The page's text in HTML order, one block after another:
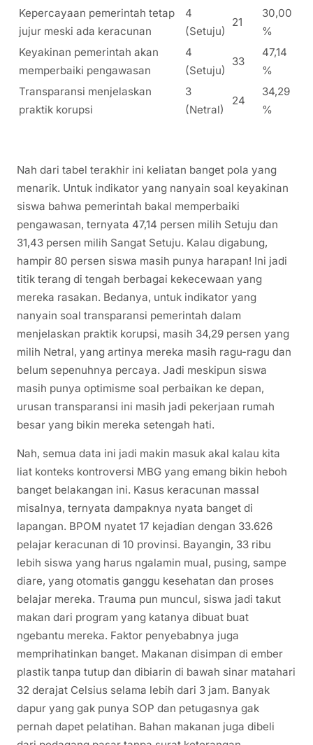
Kepercayaan pemerintah tetap
jujur meski ada keracunan
4
(Setuju)
21
30,00
%
Keyakinan pemerintah akan
memperbaiki pengawasan
4
(Setuju)
33
47,14
%
Transparansi menjelaskan
praktik korupsi
3
(Netral)
24
34,29
%
Nah dari tabel terakhir ini keliatan banget pola yang
menarik. Untuk indikator yang nanyain soal keyakinan
siswa bahwa pemerintah bakal memperbaiki
pengawasan, ternyata 47,14 persen milih Setuju dan
31,43 persen milih Sangat Setuju. Kalau digabung,
hampir 80 persen siswa masih punya harapan! Ini jadi
titik terang di tengah berbagai kekecewaan yang
mereka rasakan. Bedanya, untuk indikator yang
nanyain soal transparansi pemerintah dalam
menjelaskan praktik korupsi, masih 34,29 persen yang
milih Netral, yang artinya mereka masih ragu-ragu dan
belum sepenuhnya percaya. Jadi meskipun siswa
masih punya optimisme soal perbaikan ke depan,
urusan transparansi ini masih jadi pekerjaan rumah
besar yang bikin mereka setengah hati.
Nah, semua data ini jadi makin masuk akal kalau kita
liat konteks kontroversi MBG yang emang bikin heboh
banget belakangan ini. Kasus keracunan massal
misalnya, ternyata dampaknya nyata banget di
lapangan. BPOM nyatet 17 kejadian dengan 33.626
pelajar keracunan di 10 provinsi. Bayangin, 33 ribu
lebih siswa yang harus ngalamin mual, pusing, sampe
diare, yang otomatis ganggu kesehatan dan proses
belajar mereka. Trauma pun muncul, siswa jadi takut
makan dari program yang katanya dibuat buat
ngebantu mereka. Faktor penyebabnya juga
memprihatinkan banget. Makanan disimpan di ember
plastik tanpa tutup dan dibiarin di bawah sinar matahari
32 derajat Celsius selama lebih dari 3 jam. Banyak
dapur yang gak punya SOP dan petugasnya gak
pernah dapet pelatihan. Bahan makanan juga dibeli